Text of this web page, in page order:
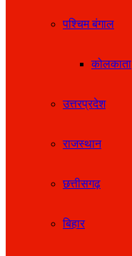
पश्चिम बंगाल
कोलकाता
उत्तरप्रदेश
राजस्थान
छत्तीसगढ़
बिहार